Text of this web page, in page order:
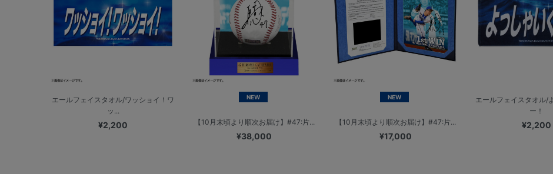
エールフェイスタオル/ワッショイ！ワ
ッ...
¥2,200
NEW
【10月末頃より順次お届け】#47:片...
¥38,000
NEW
【10月末頃より順次お届け】#47:片...
¥17,000
エールフェイスタオル/
ー！
¥2,200